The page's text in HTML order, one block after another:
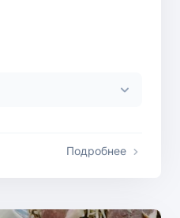
Подробнее